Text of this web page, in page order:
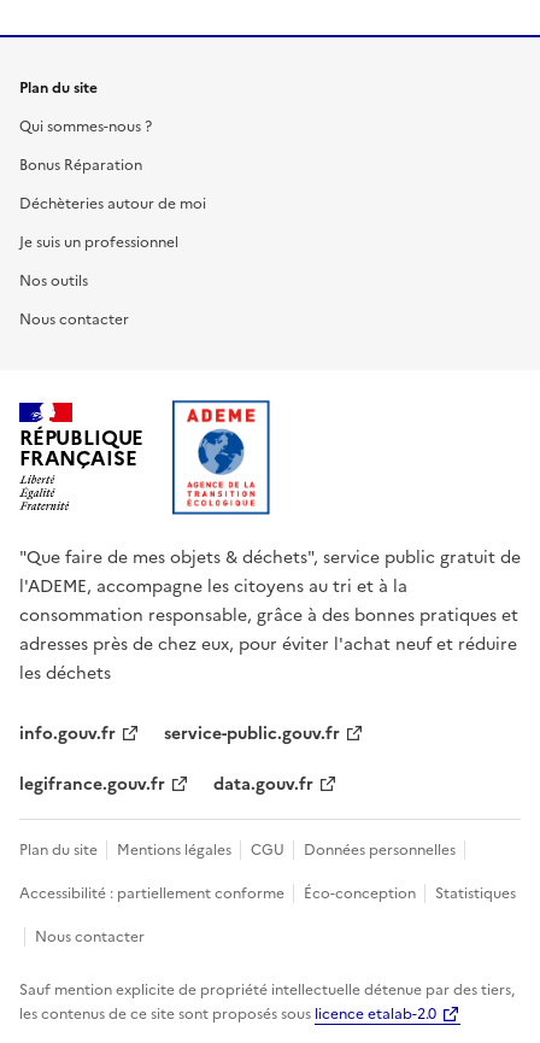
Plan du site
Qui sommes-nous ?
Bonus Réparation
Déchèteries autour de moi
Je suis un professionnel
Nos outils
Nous contacter
RÉPUBLIQUE
FRANÇAISE
"Que faire de mes objets & déchets", service public gratuit de
l'ADEME, accompagne les citoyens au tri et à la
consommation responsable, grâce à des bonnes pratiques et
adresses près de chez eux, pour éviter l'achat neuf et réduire
les déchets
info.gouv.fr
service-public.gouv.fr
legifrance.gouv.fr
data.gouv.fr
Plan du site Mentions légales CGU
Données personnelles
Accessibilité : partiellement conforme
Éco-conception
Statistiques
Nous contacter
Sauf mention explicite de propriété intellectuelle détenue par des tiers,
les contenus de ce site sont proposés sous licence etalab-2.0